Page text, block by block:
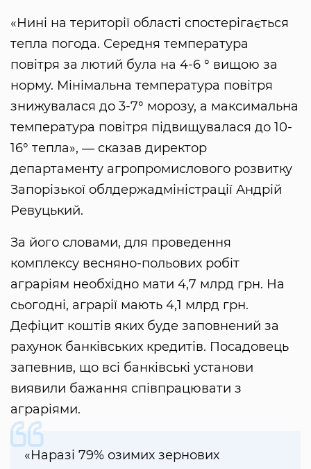
«Нині на території області спостерігається
тепла погода. Середня температура
повітря за лютий була на 4-6 ° вищою за
норму. Мінімальна температура повітря
знижувалася до 3-7° морозу, а максимальна
температура повітря підвищувалася до 10-
16° тепла», ― сказав директор
департаменту агропромислового розвитку
Запорізької облдержадміністрації Андрій
Ревуцький.
За його словами, для проведення
комплексу весняно-польових робіт
аграріям необхідно мати 4,7 млрд грн. На
сьогодні, аграрії мають 4,1 млрд грн.
Дефіцит коштів яких буде заповнений за
рахунок банківських кредитів. Посадовець
запевнив, що всі банківські установи
виявили бажання співпрацювати з
аграріями.
«Наразі 79% озимих зернових